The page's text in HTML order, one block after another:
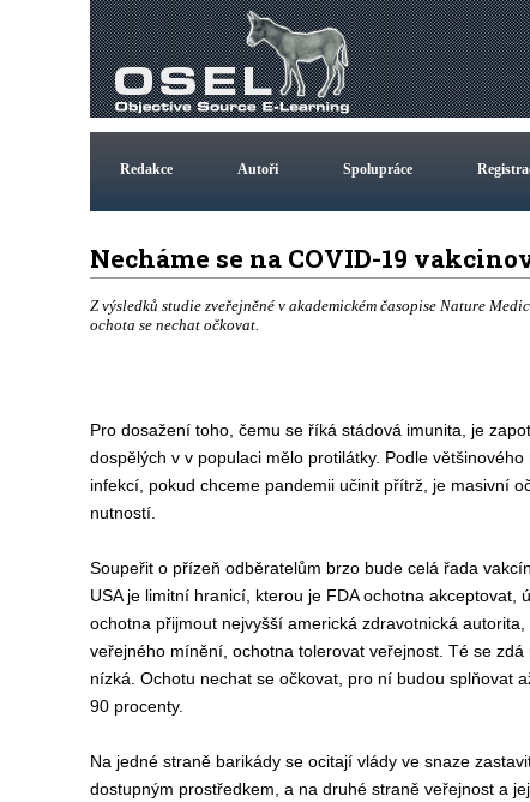
Redakce Autoři Spolupráce
Necháme se na COVID-19
Z výsledků studie zveřejněné v akademickém časopise Nature
ochota se nechat očkovat.
Pro dosažení toho, čemu se říká stádová imunita, je
dospělých v v populaci mělo protilátky. Podle
infekcí, pokud chceme pandemii učinit přítrž, je masivní
nutností.
Soupeřit o přízeň odběratelům brzo bude celá řada
USA je limitní hranicí, kterou je FDA ochotna akceptovat,
ochotna přijmout nejvyšší americká zdravotnická
veřejného mínění, ochotna tolerovat veřejnost. Té se
nízká. Ochotu nechat se očkovat, pro ní budou splňovat
90 procenty.
Na jedné straně barikády se ocitají vlády ve snaze zastavi
dostupným prostředkem, a na druhé straně veřejnost a